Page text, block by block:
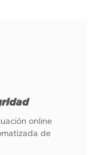
online
de